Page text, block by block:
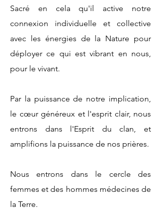
Sacré en cela qu'il active notre
connexion individuelle et collective
avec les énergies de la Nature pour
déployer ce qui est vibrant en nous,
pour le vivant.
Par la puissance de notre implication,
le cœur généreux et l'esprit clair, nous
entrons dans l'Esprit du clan, et
amplifions la puissance de nos prières.
Nous entrons dans le cercle des
femmes et des hommes médecines de
la Terre.